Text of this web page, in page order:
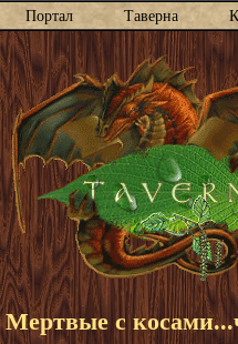
Портал Таверна
Мертвые с